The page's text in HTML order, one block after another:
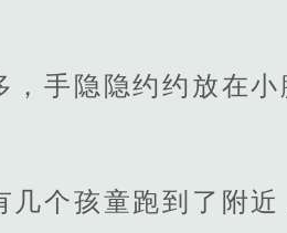
手隐隐约约放在小
个孩童跑到了附近